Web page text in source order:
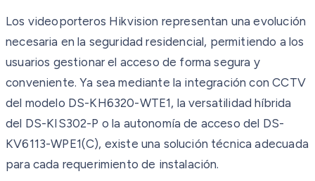
Los videoporteros Hikvision representan una evolución
necesaria en la seguridad residencial, permitiendo a los
usuarios gestionar el acceso de forma segura y
conveniente. Ya sea mediante la integración con CCTV
del modelo DS-KH6320-WTE1, la versatilidad híbrida
del DS-KIS302-P o la autonomía de acceso del DS-
KV6113-WPE1(C), existe una solución técnica adecuada
para cada requerimiento de instalación.